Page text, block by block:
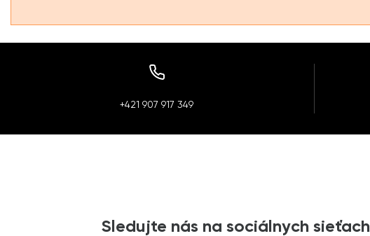
+421 907 917 349
Sledujte nás na sociálnych sieťach